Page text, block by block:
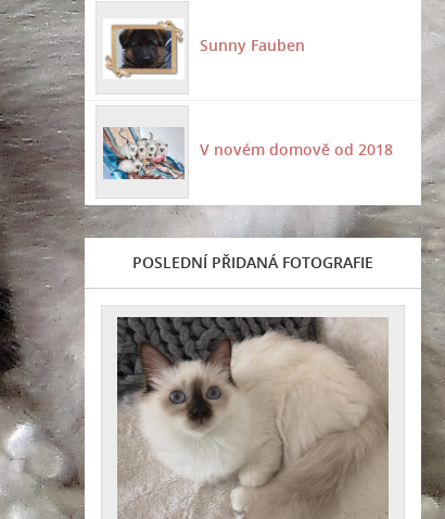
Sunny Fauben
V novém domově od 2018
POSLEDNÍ PŘIDANÁ FOTOGRAFIE